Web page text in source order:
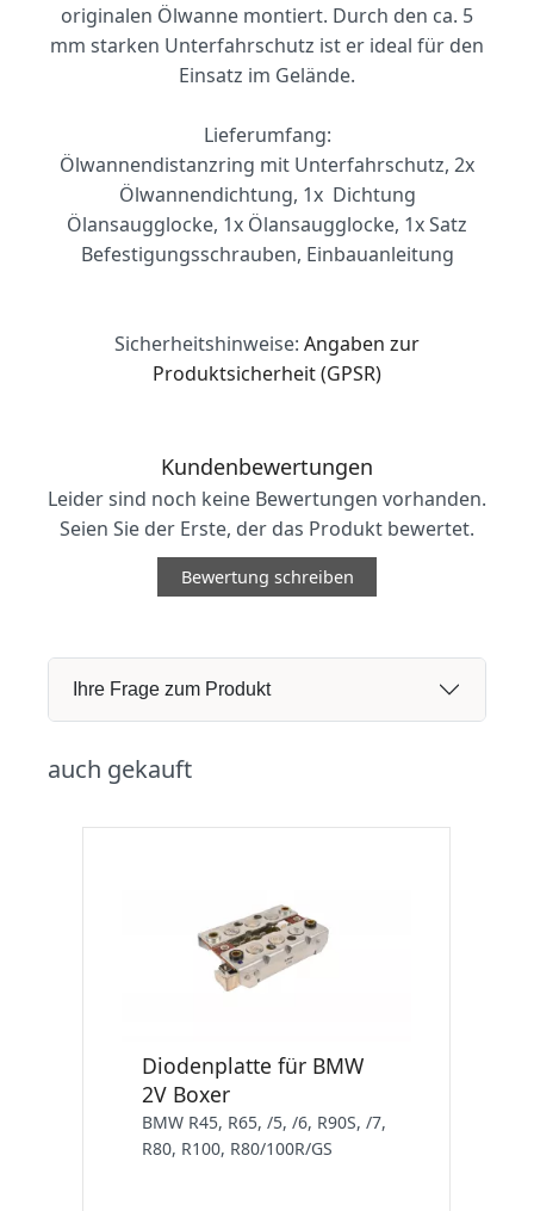
originalen Ölwanne montiert. Durch den ca. 5
mm starken Unterfahrschutz ist er ideal für den
Einsatz im Gelände.
Lieferumfang:
Ölwannendistanzring mit Unterfahrschutz, 2x
Ölwannendichtung, 1x Dichtung
Ölansaugglocke, 1x Ölansaugglocke, 1x Satz
Befestigungsschrauben, Einbauanleitung
Sicherheitshinweise: Angaben zur
Produktsicherheit (GPSR)
Kundenbewertungen
Leider sind noch keine Bewertungen vorhanden.
Seien Sie der Erste, der das Produkt bewertet.
Bewertung schreiben
Ihre Frage zum Produkt
auch gekauft
Diodenplatte für BMW
2V Boxer
BMW R45, R65, /5, /6, R90S, /7,
R80, R100, R80/100R/GS